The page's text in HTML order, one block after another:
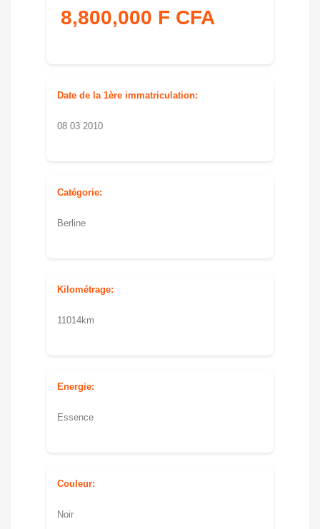
8,800,000 F CFA
Date de la 1ère immatriculation:
08 03 2010
Catégorie:
Berline
Kilométrage:
11014km
Energie:
Essence
Couleur:
Noir